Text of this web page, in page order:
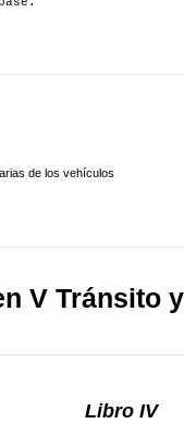
de los vehículos
V Tránsito
Libro IV